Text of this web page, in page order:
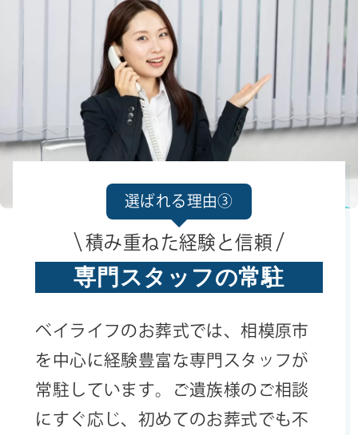
選ばれる理由③
積み重ねた経験と信頼
専門スタッフの常駐
ベイライフのお葬式では、相模原市
を中心に経験豊富な専門スタッフが
常駐しています。ご遺族様のご相談
にすぐ応じ、初めてのお葬式でも不